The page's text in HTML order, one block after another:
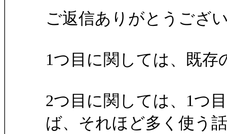
ご返信ありがとうござ
1つ目に関しては、既
2つ目に関しては、1つ
ば、それほど多く使う